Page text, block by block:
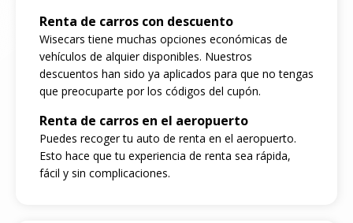
Renta de carros con descuento
Wisecars tiene muchas opciones económicas de
vehículos de alquier disponibles. Nuestros
descuentos han sido ya aplicados para que no tengas
que preocuparte por los códigos del cupón.
Renta de carros en el aeropuerto
Puedes recoger tu auto de renta en el aeropuerto.
Esto hace que tu experiencia de renta sea rápida,
fácil y sin complicaciones.